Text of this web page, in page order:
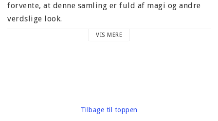
forvente, at denne samling er fuld af magi og andre
verdslige look.
egen farve eller glitter.
VIS MERE
Tilbage til toppen